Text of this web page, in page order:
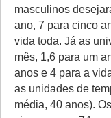
masculinos
ano, 7 para cinco
vida toda. Já as
mês, 1,6 para um
anos e 4 para a
as unidades de
média, 40 anos).